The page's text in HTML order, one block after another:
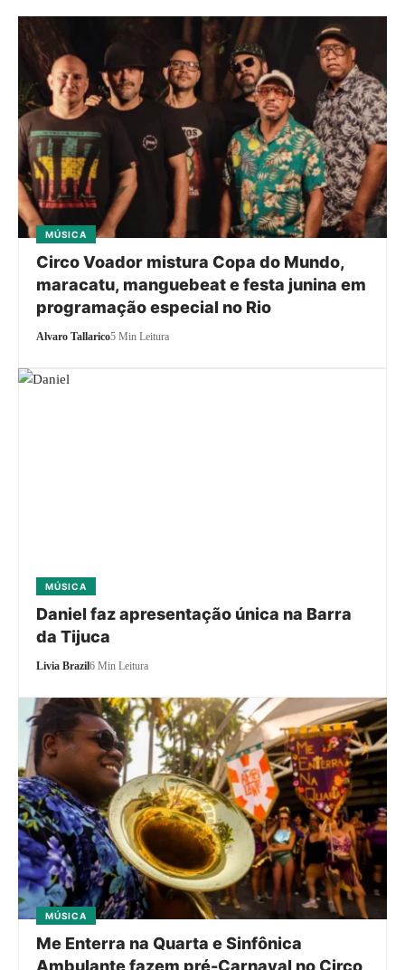
MÚSICA
Circo Voador mistura Copa do Mundo,
maracatu, manguebeat e festa junina em
programação especial no Rio
Alvaro Tallarico5 Min Leitura
MÚSICA
Daniel faz apresentação única na Barra
da Tijuca
Livia Brazil6 Min Leitura
MÚSICA
Me Enterra na Quarta e Sinfônica
Ambulante fazem pré-Carnaval no Circo